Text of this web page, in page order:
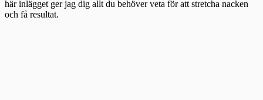
här inlägget ger jag dig allt du behöver veta för att stretcha nacken
och få resultat.